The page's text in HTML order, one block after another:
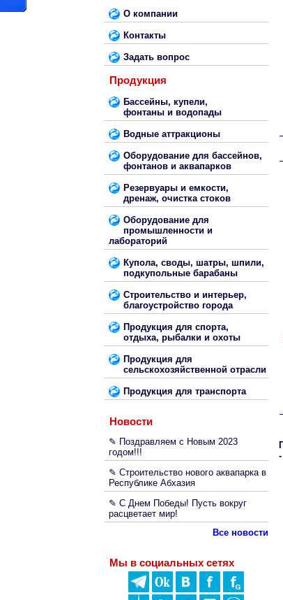
О компании
Контакты
Задать вопрос
Продукция
Бассейны, купели,
фонтаны и водопады
Водные аттракционы
Оборудование для бассейнов,
фонтанов и аквапарков
Резервуары и емкости,
дренаж, очистка стоков
Оборудование для
промышленности и
лабораторий
Купола, своды, шатры, шпили,
подкупольные барабаны
Строительство и интерьер,
благоустройство города
Продукция для спорта,
отдыха, рыбалки и охоты
Продукция для
сельскохозяйственной отрасли
Продукция для транспорта
Новости
✎ Поздравляем с Новым 2023
годом!!!
✎ Строительство нового аквапарка в
Республике Абхазия
✎ С Днем Победы! Пусть вокруг
расцветает мир!
Все новости
Мы в социальных сетях